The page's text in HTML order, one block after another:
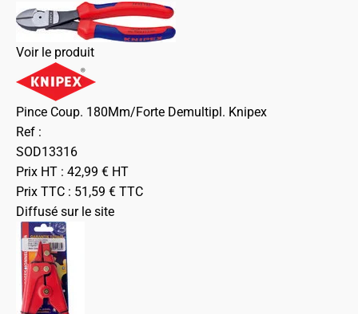
Voir le produit
Pince Coup. 180Mm/Forte Demultipl. Knipex
Ref :
SOD13316
Prix HT : 42,99 € HT
Prix TTC : 51,59 € TTC
Diffusé sur le site